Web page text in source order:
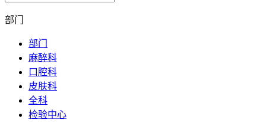
部门
部门
麻醉科
口腔科
皮肤科
全科
检验中心